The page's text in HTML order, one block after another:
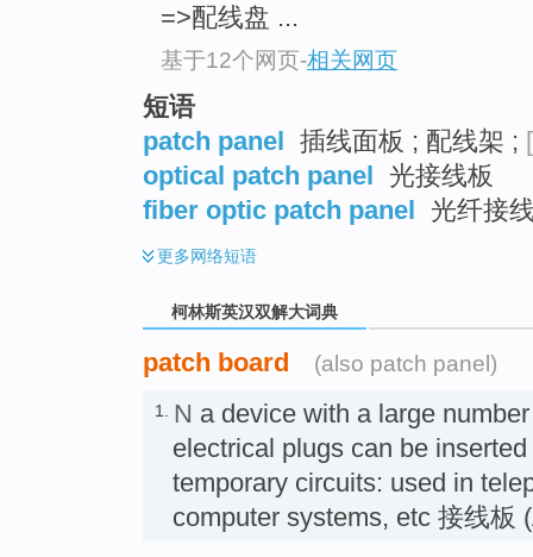
=>配线盘 ...
基于12个网页-相关网页
短语
patch panel 插线面板 ; 配线架 ;
optical patch panel 光接线板
fiber optic patch panel 光纤接
更多网络短语
柯林斯英汉双解大词典
patch board (also patch panel)
1. N a device with a large
electrical plugs can be
temporary circuits: used in
computer systems, etc 接线板